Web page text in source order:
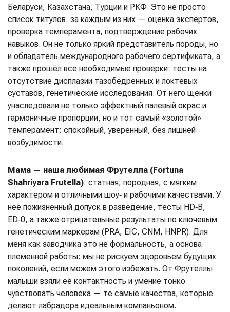
Беларуси, Казахстана, Турции и РКФ. Это не просто
список титулов: за каждым из них — оценка экспертов,
проверка темперамента, подтверждение рабочих
навыков. Он не только яркий представитель породы, но
и обладатель международного рабочего сертификата, а
также прошёл все необходимые проверки: тесты на
отсутствие дисплазии тазобедренных и локтевых
суставов, генетические исследования. От него щенки
унаследовали не только эффектный палевый окрас и
гармоничные пропорции, но и тот самый «золотой»
темперамент: спокойный, уверенный, без лишней
возбудимости.
Мама — наша любимая Фрутелла (Fortuna
Shahriyara Frutella): статная, породная, с мягким
характером и отличными шоу‑ и рабочими качествами. У
неё пожизненный допуск в разведение, тесты HD‑B,
ED‑0, а также отрицательные результаты по ключевым
генетическим маркерам (PRA, EIC, CNM, HNPR). Для
меня как заводчика это не формальность, а основа
племенной работы: мы не рискуем здоровьем будущих
поколений, если можем этого избежать. От Фрутеллы
малыши взяли её контактность и умение тонко
чувствовать человека — те самые качества, которые
делают лабрадора идеальным компаньоном.